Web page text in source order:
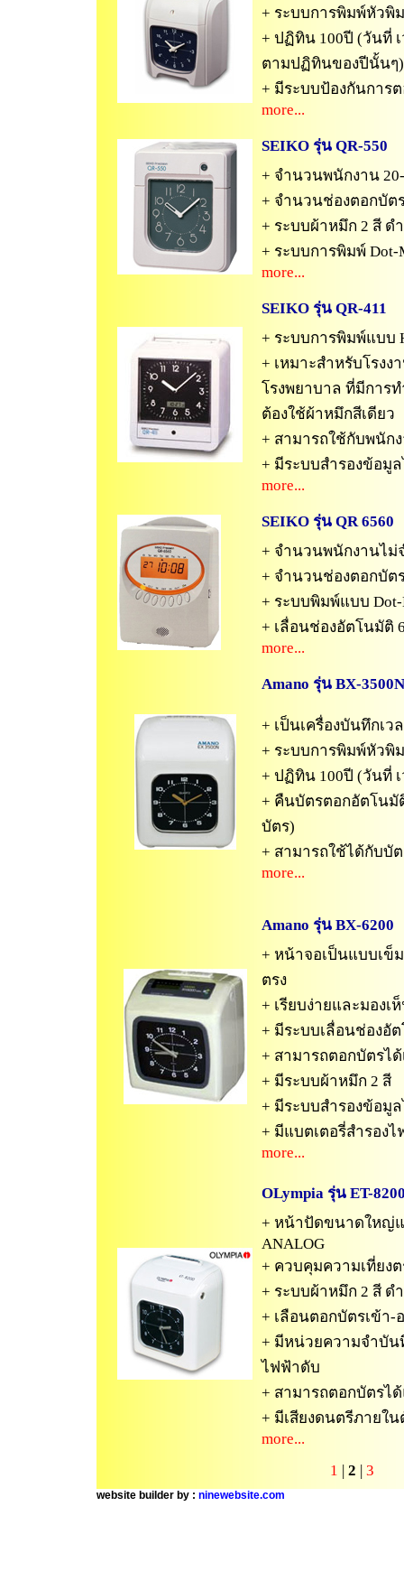
+ ระบบการพิมพ์หัวพิ
+ ปฏิทิน 100ปี (วันที่
ตามปฏิทินของปีนั้นๆ)
+ มีระบบป้องกันการ
more...
SEIKO รุ่น QR-550
+ จำนวนพนักงาน
+ จำนวนช่องตอกบัต
+ ระบบผ้าหมึก 2 สี ด
+ ระบบการพิมพ์ Dot-
more...
SEIKO รุ่น QR-411
+ ระบบการพิมพ์แบบ
+ เหมาะสำหรับโรงง
โรงพยาบาล ที่มีการ
ต้องใช้ผ้าหมึกสีเดียว
+ สามารถใช้กับพนัก
+ มีระบบสำรองข้อมูล
more...
SEIKO รุ่น QR 6560
+ จำนวนพนักงานไม่
+ จำนวนช่องตอกบัต
+ ระบบพิมพ์แบบ
+ เลื่อนช่องอัตโนมัติ
more...
Amano รุ่น BX-3500N
+ เป็นเครื่องบันทึกเ
+ ระบบการพิมพ์หัวพิ
+ ปฏิทิน 100ปี (วันที่
+ คืนบัตรตอกอัตโนมั
บัตร)
+ สามารถใช้ได้กับบั
more...
Amano รุ่น BX-6200
+ หน้าจอเป็นแบบเข็
ตรง
+ เรียบง่ายและมอง
+ มีระบบเลื่อนช่องอั
+ สามารถตอกบัตรไ
+ มีระบบผ้าหมึก 2 สี
+ มีระบบสำรองข้อมู
+ มีแบตเตอรี่สำรอง
more...
OLympia รุ่น ET-
+ หน้าปัดขนาดใหญ่แ
ANALOG
+ ควบคุมความเที่ยงต
+ ระบบผ้าหมึก 2 สี ด
+ เลือนตอกบัตรเข้า-
+ มีหน่วยความจำบั
ไฟฟ้าดับ
+ สามารถตอกบัตรไ
+ มีเสียงดนตรีภายใน
more...
1 | 2 | 3
website builder by : ninewebsite.com